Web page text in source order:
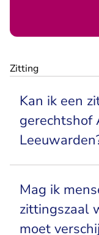
Zitting
Kan ik een
gerechtshof
Mag ik
zittingszaal
moet